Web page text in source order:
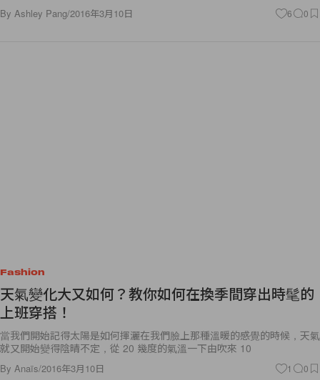
天氣變化大又如何？教你如何在換季間穿出時髦的
上班穿搭！
當我們開始記得太陽是如何揮灑在我們臉上那種溫暖的感覺的時候，天氣
ByAnaïs/2016年3月10日